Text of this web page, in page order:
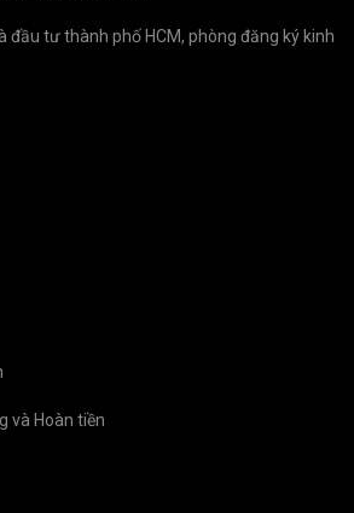
đầu tư thành phố HCM, phòng đăng ký kinh
và Hoàn tiền